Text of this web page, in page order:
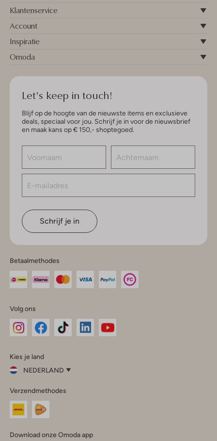
Klantenservice
Account
Inspiratie
Omoda
Let's keep in touch!
Blijf op de hoogte van de nieuwste items en exclusieve
deals, speciaal voor jou. Schrijf je in voor de nieuwsbrief
en maak kans op € 150,- shoptegoed.
Schrijf je in
Betaalmethodes
Volg ons
InstagramFacebook
Kies je land
NEDERLAND
je
land
Nederland
Verzendmethodes
Download onze Omoda app